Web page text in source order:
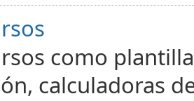
como
calculadoras